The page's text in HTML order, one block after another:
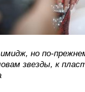
но по-
звезды, к